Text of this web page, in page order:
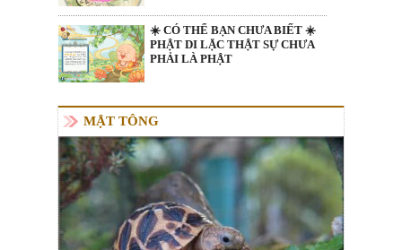
☀️ CÓ THỂ BẠN CHƯA BIẾT ☀️
PHẬT DI LẶC THẬT SỰ CHƯA
PHẢI LÀ PHẬT
MẬT TÔNG